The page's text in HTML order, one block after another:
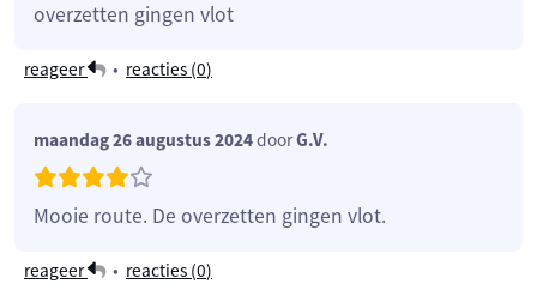
overzetten gingen vlot
reageer • reacties (0)
maandag 26 augustus 2024doorG.V.
Mooie route. De overzetten gingen vlot.
reageer • reacties (0)